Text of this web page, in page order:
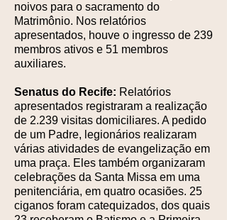
noivos para o sacramento do
Matrimônio. Nos relatórios
apresentados, houve o ingresso de 239
membros ativos e 51 membros
auxiliares.
Senatus do Recife: Relatórios
apresentados registraram a realização
de 2.239 visitas domiciliares. A pedido
de um Padre, legionários realizaram
várias atividades de evangelização em
uma praça. Eles também organizaram
celebrações da Santa Missa em uma
penitenciária, em quatro ocasiões. 25
ciganos foram catequizados, dos quais